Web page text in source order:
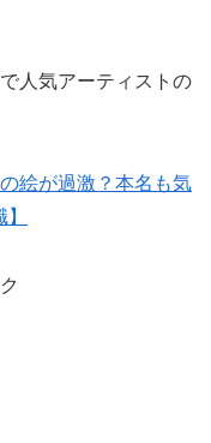
人気アーティストの
絵が過激？本名も気